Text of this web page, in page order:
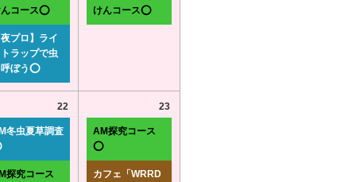
コース⭕
プロ】ライ
ラップで虫
ぼう⭕
けんコース⭕
22
冬虫夏草調査
探究コース
23
AM探究コース
⭕
カフェ「WRRD